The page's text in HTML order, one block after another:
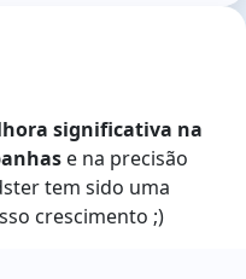
significativa na
e na precisão
tem sido uma
crescimento ;)